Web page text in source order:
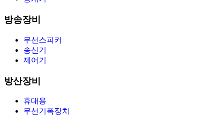
방송장비
무선스피커
송신기
제어기
방산장비
휴대용
무선기폭장치